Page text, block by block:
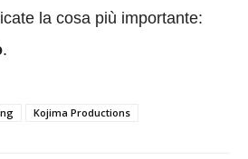
la cosa più importante:
.
Kojima Productions